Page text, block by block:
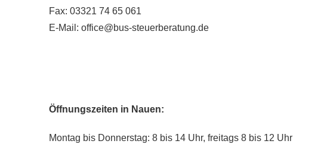
Fax: 03321 74 65 061
E-Mail: office@bus-steuerberatung.de
Öffnungszeiten in Nauen:
Montag bis Donnerstag: 8 bis 14 Uhr, freitags 8 bis 12 Uhr